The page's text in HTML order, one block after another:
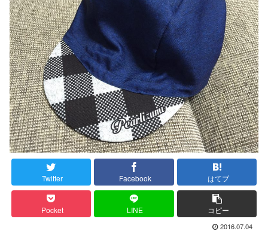
Twitter Facebook はてブ
Pocket LINE コピー
2016.07.04